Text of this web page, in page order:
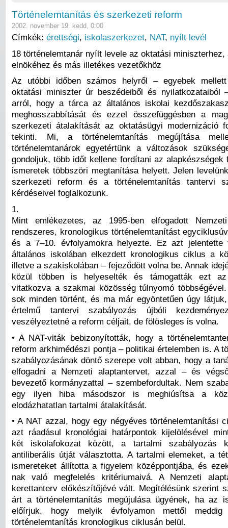
Történelemtanítás és szerkezeti reform
2002. november 19. kedd, 0:00
Címkék: érettségi, iskolaszerkezet, NAT, nyílt levél
18 történelemtanár nyílt levele az oktatási miniszterhez,
elnökéhez és más illetékes vezetőkhöz
Az utóbbi időben számos helyről – egyebek
oktatási miniszter úr beszédeiből és nyilatkozataiból
arról, hogy a tárca az általános iskolai
meghosszabbítását és ezzel összefüggésben a
szerkezeti átalakítását az oktatásügyi modernizáció
tekinti. Mi, a történelemtanítás megújítása
történelemtanárok egyetértünk a változások
gondoljuk, több időt kellene fordítani az alapkészségek
ismeretek többszöri megtanítása helyett. Jelen
szerkezeti reform és a történelemtanítás tantervi
kérdéseivel foglalkozunk.
1.
Mint emlékezetes, az 1995-ben elfogadott
rendszeres, kronologikus történelemtanítást
és a 7–10. évfolyamokra helyezte. Ez azt jelentette
általános iskolában elkezdett kronologikus ciklus a
illetve a szakiskolában – fejeződött volna be. Annak
közül többen is helyeselték és támogatták ezt
vitatkozva a szakmai közösség túlnyomó
sok minden történt, és ma már egyöntetűen úgy
értelmű tantervi szabályozás újbóli
veszélyeztetné a reform céljait, de fölösleges is volna.
• A NAT-viták bebizonyították, hogy a
reform arkhimédészi pontja – politikai értelemben is. A
szabályozásának döntő szerepe volt abban, hogy a
elfogadni a Nemzeti alaptantervet, azzal – és
bevezető kormányzattal – szembefordultak. Nem
egy ilyen hiba másodszor is meghiúsítsa a
elodázhatatlan tartalmi átalakítását.
• A NAT azzal, hogy egy négyéves történelemtanítási
azt ráadásul kronológiai határpontok kijelölésével
két iskolafokozat között, a tartalmi szabályozás
antiliberális útját választotta. A tartalmi elemeket, a
ismereteket állította a figyelem középpontjába, és
nak való megfelelés kritériumaivá. A Nemzeti
kerettanterv előkészítőjévé vált. Megítélésünk szerint
árt a történelemtanítás megújulása ügyének, ha az
előírjuk, hogy melyik évfolyamon mettől
történelemtanítás kronologikus ciklusán belül.